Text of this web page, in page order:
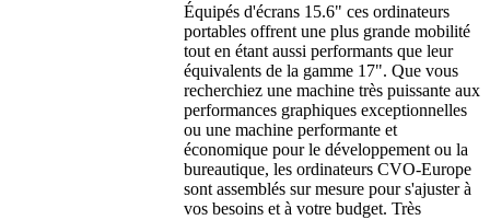
Équipés d'écrans 15.6" ces ordinateurs
portables offrent une plus grande mobilité
tout en étant aussi performants que leur
équivalents de la gamme 17". Que vous
recherchiez une machine très puissante aux
performances graphiques exceptionnelles
ou une machine performante et
économique pour le développement ou la
bureautique, les ordinateurs CVO-Europe
sont assemblés sur mesure pour s'ajuster à
vos besoins et à votre budget. Très